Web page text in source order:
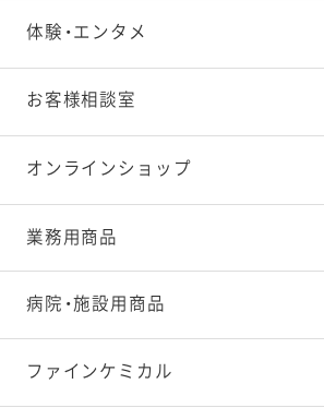
素材の知識
料理の基本
特集レシピ
レシピランキング
レシピ動画
今日のレシピギャラリー
商品情報トップ
新商品・リニューアル品一覧
販売終了商品一覧
体験・エンタメ
体験・エンタメトップ
マヨテラス（見学施設）
オープンキッチン（工場見学）
深谷テラス ヤサイな仲間たちフ
おたのしみコンテンツ
お客様相談室
お客様相談室トップ
よくお寄せいただくご質問
お客様の声を活かしました
オンラインショップ
Qummy
キユーピーウエルネス
業務用商品
病院・施設用商品
ファインケミカル